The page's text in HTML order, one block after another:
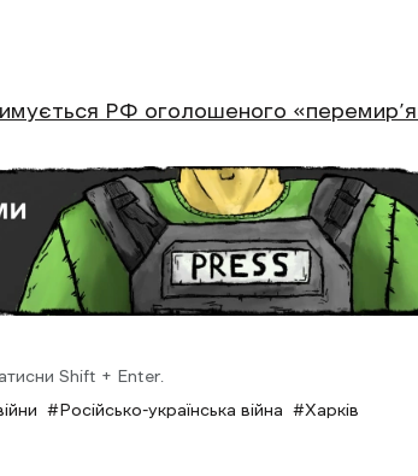
РФ оголошеного
Shift + Enter.
Російсько-українська війна Харків